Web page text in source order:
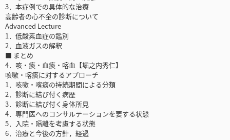
3．本症例での具体的な治療
高齢者の心不全の診断について
Advanced Lecture
1．低酸素血症の鑑別
2．血液ガスの解釈
■ まとめ
4．咳・痰・血痰・喀血【堀之内秀仁】
咳嗽・喀痰に対するアプローチ
1．咳嗽・喀痰の持続期間による分類
2．診断に結び付く病歴
3．診断に結び付く身体所見
4．専門医へのコンサルテーションを要する状態
5．入院・隔離を考慮する状態
6．治療と今後の方針，経過